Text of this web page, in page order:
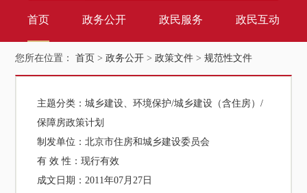
首页 政务公开 政民服务 政民互动
您所在位置：首页 >政务公开 >政策文件 >规范性文件
主题分类：城乡建设、环境保护/城乡建设（含住房）/
保障房政策计划
制发单位：北京市住房和城乡建设委员会
有 效 性：现行有效
成文日期：2011年07月27日